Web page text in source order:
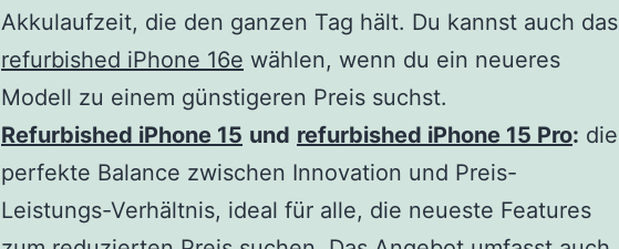
Akkulaufzeit, die den ganzen Tag hält. Du kannst auch das
refurbished iPhone 16e wählen, wenn du ein neueres
Modell zu einem günstigeren Preis suchst.
Refurbished iPhone 15 und refurbished iPhone 15 Pro: die
perfekte Balance zwischen Innovation und Preis-
Leistungs-Verhältnis, ideal für alle, die neueste Features